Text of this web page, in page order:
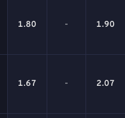
1.80 - 1.90
1.67 - 2.07